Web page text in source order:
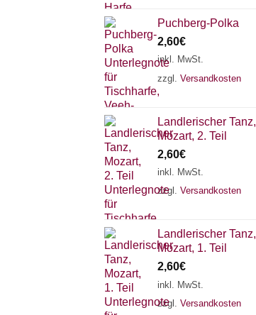
Puchberg-Polka
2,60€
inkl. MwSt.
zzgl. Versandkosten
Landlerischer Tanz,
Mozart, 2. Teil
2,60€
inkl. MwSt.
zzgl. Versandkosten
Landlerischer Tanz,
Mozart, 1. Teil
2,60€
inkl. MwSt.
zzgl. Versandkosten